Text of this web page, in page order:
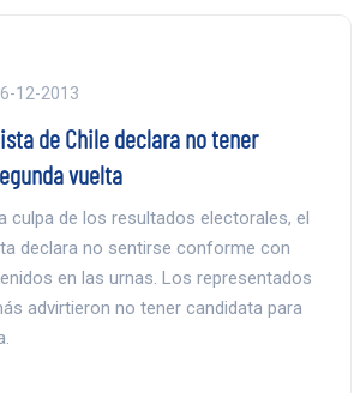
12-2013
de Chile declara no tener
vuelta
culpa de los resultados electorales, el
declara no sentirse conforme con
en las urnas. Los representados
advirtieron no tener candidata para